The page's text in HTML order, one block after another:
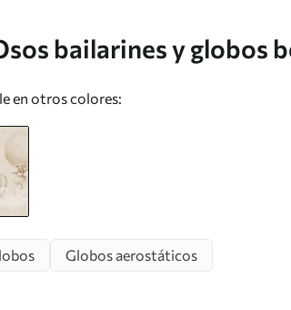
bailarines y globos
en otros colores:
Globos aerostáticos